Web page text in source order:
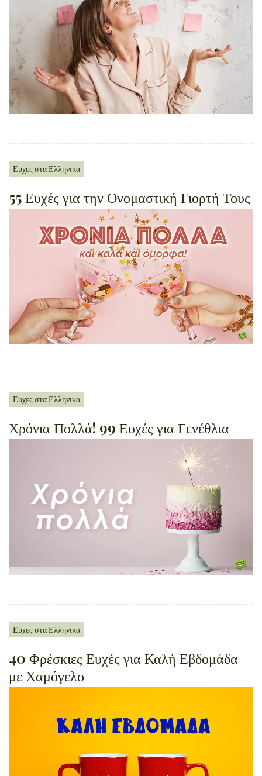
Ευχες στα Ελληνικα
55 Ευχές για την Ονομαστική Γιορτή Τους
Ευχες στα Ελληνικα
Χρόνια Πολλά! 99 Ευχές για Γενέθλια
Ευχες στα Ελληνικα
40 Φρέσκιες Ευχές για Καλή Εβδομάδα
με Χαμόγελο